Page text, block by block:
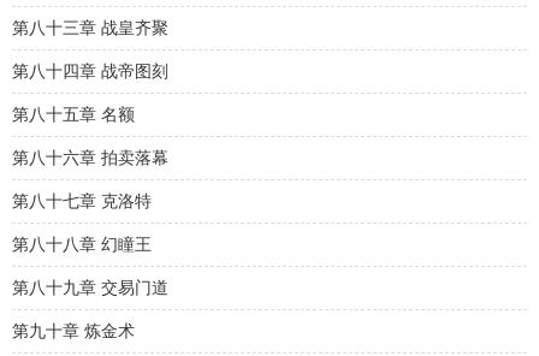
第八十三章 战皇齐聚
第八十四章 战帝图刻
第八十五章 名额
第八十六章 拍卖落幕
第八十七章 克洛特
第八十八章 幻瞳王
第八十九章 交易门道
第九十章 炼金术